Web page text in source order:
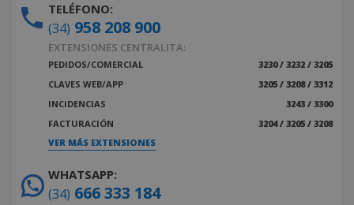
TELÉFONO:
(34) 958 208 900
EXTENSIONES CENTRALITA:
PEDIDOS/COMERCIAL
3230 / 3232 / 3205
CLAVES WEB/APP
3205 / 3208 / 3312
INCIDENCIAS
3243 / 3300
FACTURACIÓN
3204 / 3205 / 3208
VER MÁS EXTENSIONES
WHATSAPP:
(34) 666 333 184